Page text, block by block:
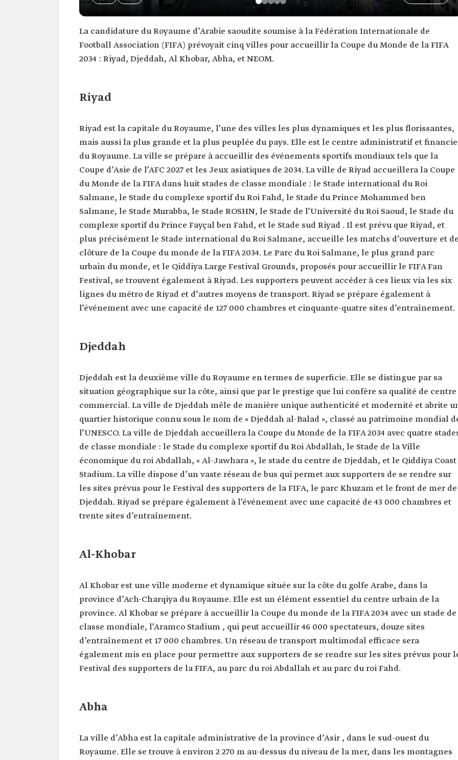
La candidature du Royaume d’Arabie saoudite soumise à la Fédération Internationale de
Football Association (FIFA) prévoyait cinq villes pour accueillir la Coupe du Monde de la FIFA
2034 : Riyad, Djeddah, Al Khobar, Abha, et NEOM.
Riyad
Riyad est la capitale du Royaume, l’une des villes les plus dynamiques et les plus florissantes,
mais aussi la plus grande et la plus peuplée du pays. Elle est le centre administratif et
du Royaume. La ville se prépare à accueillir des événements sportifs mondiaux tels que la
Coupe d’Asie de l’AFC 2027 et les Jeux asiatiques de 2034. La ville de Riyad accueillera la Coupe
du Monde de la FIFA dans huit stades de classe mondiale : le Stade international du Roi
Salmane, le Stade du complexe sportif du Roi Fahd, le Stade du Prince Mohammed ben
Salmane, le Stade Murabba, le Stade ROSHN, le Stade de l’Université du Roi Saoud, le Stade du
complexe sportif du Prince Fayçal ben Fahd, et le Stade sud Riyad . Il est prévu que Riyad, et
plus précisément le Stade international du Roi Salmane, accueille les matchs d’ouverture et
clôture de la Coupe du monde de la FIFA 2034. Le Parc du Roi Salmane, le plus grand parc
urbain du monde, et le Qiddiya Large Festival Grounds, proposés pour accueillir le FIFA Fan
Festival, se trouvent également à Riyad. Les supporters peuvent accéder à ces lieux via les six
lignes du métro de Riyad et d’autres moyens de transport. Riyad se prépare également à
l’événement avec une capacité de 127 000 chambres et cinquante-quatre sites d’entraînement.
Djeddah
Djeddah est la deuxième ville du Royaume en termes de superficie. Elle se distingue par sa
situation géographique sur la côte, ainsi que par le prestige que lui confère sa qualité de centre
commercial. La ville de Djeddah mêle de manière unique authenticité et modernité et abrite
quartier historique connu sous le nom de « Djeddah al-Balad », classé au patrimoine mondial
l’UNESCO. La ville de Djeddah accueillera la Coupe du Monde de la FIFA 2034 avec quatre
de classe mondiale : le Stade du complexe sportif du Roi Abdallah, le Stade de la Ville
économique du roi Abdallah, « Al-Jawhara », le stade du centre de Djeddah, et le Qiddiya Coast
Stadium. La ville dispose d’un vaste réseau de bus qui permet aux supporters de se rendre sur
les sites prévus pour le Festival des supporters de la FIFA, le parc Khuzam et le front de mer de
Djeddah. Riyad se prépare également à l’événement avec une capacité de 43 000 chambres et
trente sites d’entraînement.
Al-Khobar
Al Khobar est une ville moderne et dynamique située sur la côte du golfe Arabe, dans la
province d’Ach-Charqiya du Royaume. Elle est un élément essentiel du centre urbain de la
province. Al Khobar se prépare à accueillir la Coupe du monde de la FIFA 2034 avec un stade de
classe mondiale, l’Aramco Stadium , qui peut accueillir 46 000 spectateurs, douze sites
d’entraînement et 17 000 chambres. Un réseau de transport multimodal efficace sera
également mis en place pour permettre aux supporters de se rendre sur les sites prévus pour
Festival des supporters de la FIFA, au parc du roi Abdallah et au parc du roi Fahd.
Abha
La ville d’Abha est la capitale administrative de la province d’Asir , dans le sud-ouest du
Royaume. Elle se trouve à environ 2 270 m au-dessus du niveau de la mer, dans les montagnes